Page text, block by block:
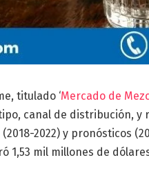
titulado ‘Mercado de
canal de distribución, y
2022) y pronósticos
mil millones de